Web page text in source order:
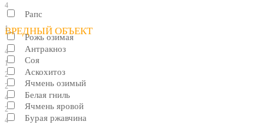
4
Рапс
1
Рожь озимая
4
Соя
2
Ячмень озимый
4
Ячмень яровой
4
ВРЕДНЫЙ ОБЪЕКТ
Антракноз
1
Аскохитоз
2
Белая гниль
2
Бурая ржавчина